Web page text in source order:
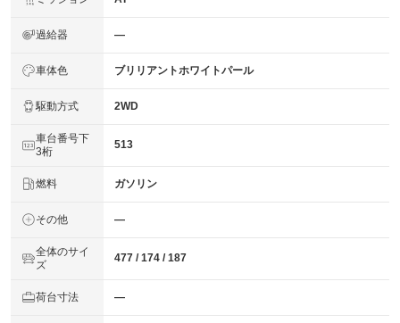
過給器 ―
車体色 ブリリアントホワイトパール
駆動方式 2WD
車台番号下
3桁
513
燃料 ガソリン
その他 ―
全体のサイ
ズ
477 / 174 / 187
荷台寸法 ―